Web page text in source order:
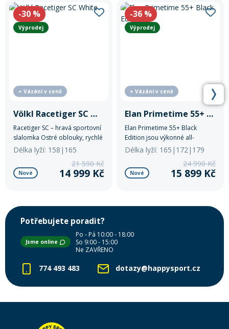
-30 %
Výprodej
+ Vázání v ceně
Völkl Racetiger SC White
Racetiger SC – hravá sportovní
slalomka Ostré oblouky, rychlé
reakce a hladký průjezd. Tato
slalomová lyže s titanálovou
výztuhou a karbonovou
špičkou kombinuje precizní
Délka lyží: 158|165
Nové
21 590 Kč
14 999 Kč
-36 %
Výprodej
+ Vázání v ceně
Elan Primetime 55+ Black Edition
Elan Primetime 55+ Black
Edition jsou výkonné all-
mountain lyže pro pokročilé
Délka lyží: 165|172|179
Nové
24 990 Kč
15 899 Kč
Potřebujete poradit?
Jsme online
Po - Pá 10:00 - 18:00
So 9:00 - 15:00
Ne ZAVŘENO
774 493 483 dotazy@happysport.cz